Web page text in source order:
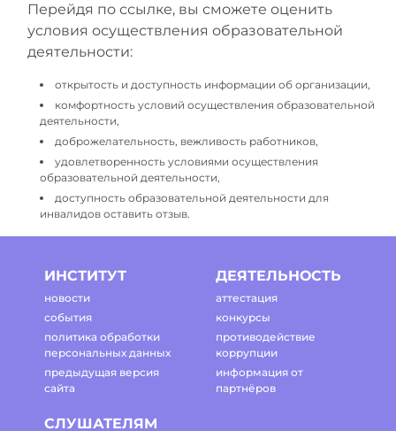
Перейдя по ссылке, вы сможете оценить
условия осуществления образовательной
деятельности:
открытость и доступность информации об организации,
комфортность условий осуществления образовательной
деятельности,
доброжелательность, вежливость работников,
удовлетворенность условиями осуществления
образовательной деятельности,
доступность образовательной деятельности для
инвалидов оставить отзыв.
ИНСТИТУТ
новости
события
политика обработки
персональных данных
предыдущая версия
сайта
ДЕЯТЕЛЬНОСТЬ
аттестация
конкурсы
противодействие
коррупции
информация от
партнёров
СЛУШАТЕЛЯМ